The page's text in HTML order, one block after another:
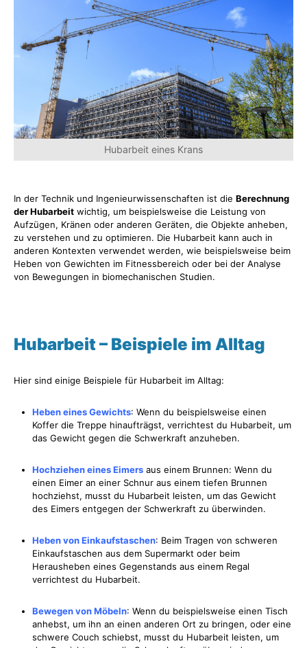
Hubarbeit eines Krans
In der Technik und Ingenieurwissenschaften ist die Berechnung
der Hubarbeit wichtig, um beispielsweise die Leistung von
Aufzügen, Kränen oder anderen Geräten, die Objekte anheben,
zu verstehen und zu optimieren. Die Hubarbeit kann auch in
anderen Kontexten verwendet werden, wie beispielsweise beim
Heben von Gewichten im Fitnessbereich oder bei der Analyse
von Bewegungen in biomechanischen Studien.
Hubarbeit – Beispiele im Alltag
Hier sind einige Beispiele für Hubarbeit im Alltag:
Heben eines Gewichts: Wenn du beispielsweise einen
Koffer die Treppe hinaufträgst, verrichtest du Hubarbeit, um
das Gewicht gegen die Schwerkraft anzuheben.
Hochziehen eines Eimers aus einem Brunnen: Wenn du
einen Eimer an einer Schnur aus einem tiefen Brunnen
hochziehst, musst du Hubarbeit leisten, um das Gewicht
des Eimers entgegen der Schwerkraft zu überwinden.
Heben von Einkaufstaschen: Beim Tragen von schweren
Einkaufstaschen aus dem Supermarkt oder beim
Herausheben eines Gegenstands aus einem Regal
verrichtest du Hubarbeit.
Bewegen von Möbeln: Wenn du beispielsweise einen Tisch
anhebst, um ihn an einen anderen Ort zu bringen, oder eine
schwere Couch schiebst, musst du Hubarbeit leisten, um